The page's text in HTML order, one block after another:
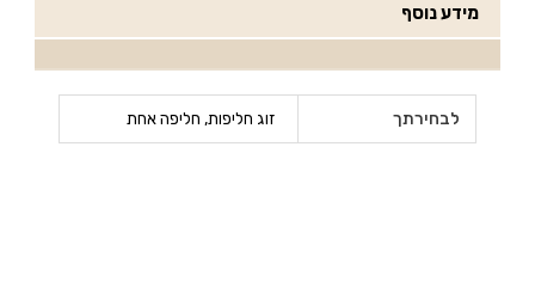
מידע נוסף
לבחירתך זוג חליפות, חליפה אחת